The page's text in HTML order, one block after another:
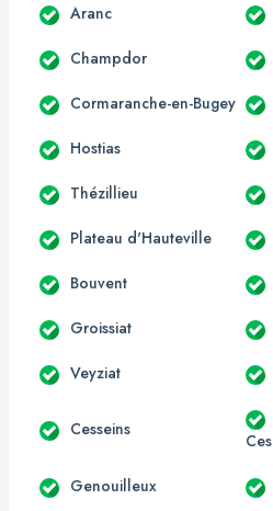
Aranc
Champdor
Cormaranche-en-Bugey
Hostias
Thézillieu
Plateau d'Hauteville
Bouvent
Groissiat
Veyziat
Cesseins
Ces
Genouilleux